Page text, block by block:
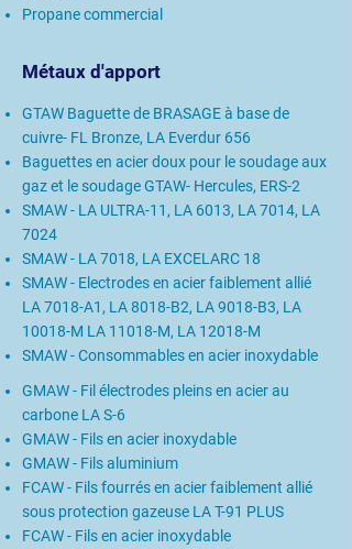
Propane commercial
Métaux d'apport
GTAW Baguette de BRASAGE à base de
cuivre- FL Bronze, LA Everdur 656
Baguettes en acier doux pour le soudage aux
gaz et le soudage GTAW- Hercules, ERS-2
SMAW - LA ULTRA-11, LA 6013, LA 7014, LA
7024
SMAW - LA 7018, LA EXCELARC 18
SMAW - Electrodes en acier faiblement allié
LA 7018-A1, LA 8018-B2, LA 9018-B3, LA
10018-M LA 11018-M, LA 12018-M
SMAW - Consommables en acier inoxydable
GMAW - Fil électrodes pleins en acier au
carbone LA S-6
GMAW - Fils en acier inoxydable
GMAW - Fils aluminium
FCAW - Fils fourrés en acier faiblement allié
sous protection gazeuse LA T-91 PLUS
FCAW - Fils en acier inoxydable